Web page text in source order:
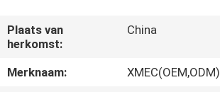
ONS
FABRIEKSREIS
Plaats van
herkomst:
China
Merknaam:
XMEC(OEM,ODM)